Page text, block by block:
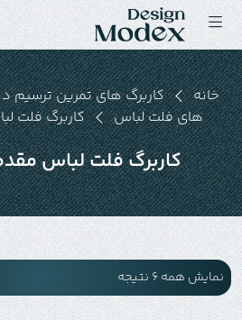
خانه کاربرگ های تمرین ترسیم
های فلت لباس
کاربرگ فلت
کاربرگ فلت لباس
نمایش همه 6 نتیجه